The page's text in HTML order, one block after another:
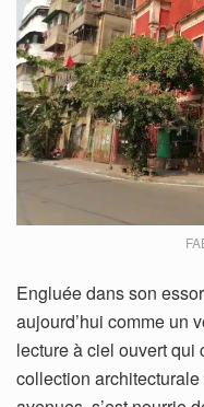
Engluée dans son
aujourd’hui comme un
lecture à ciel ouvert qui
collection